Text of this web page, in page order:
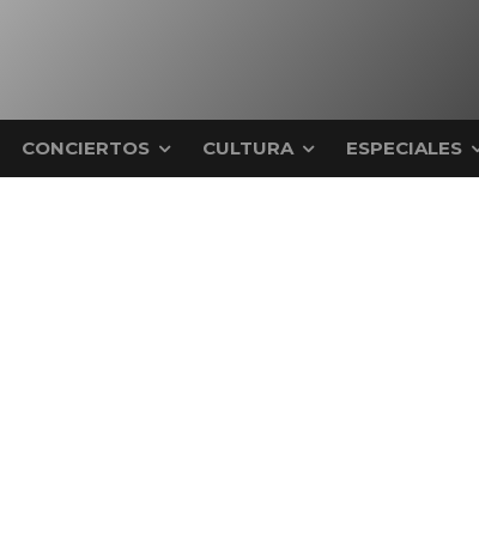
CONCIERTOS CULTURA ESPECIALES